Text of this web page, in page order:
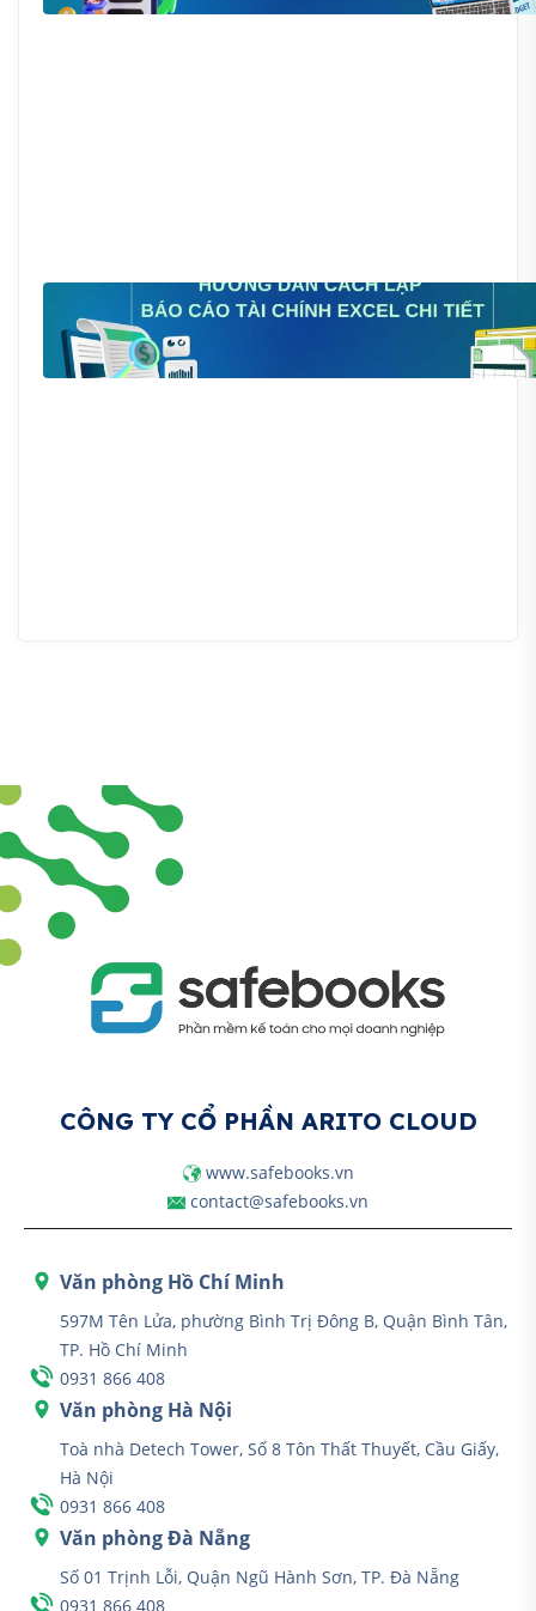
CÔNG TY CỔ PHẦN ARITO CLOUD
www.safebooks.vn
contact@safebooks.vn
Văn phòng Hồ Chí Minh
597M Tên Lửa, phường Bình Trị Đông B, Quận Bình Tân,
TP. Hồ Chí Minh
0931 866 408
Văn phòng Hà Nội
Toà nhà Detech Tower, Số 8 Tôn Thất Thuyết, Cầu Giấy,
Hà Nội
0931 866 408
Văn phòng Đà Nẵng
Số 01 Trịnh Lỗi, Quận Ngũ Hành Sơn, TP. Đà Nẵng
0931 866 408